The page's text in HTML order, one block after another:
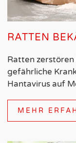
RATTEN
Ratten
gefährliche
Hantavirus auf
MEHR